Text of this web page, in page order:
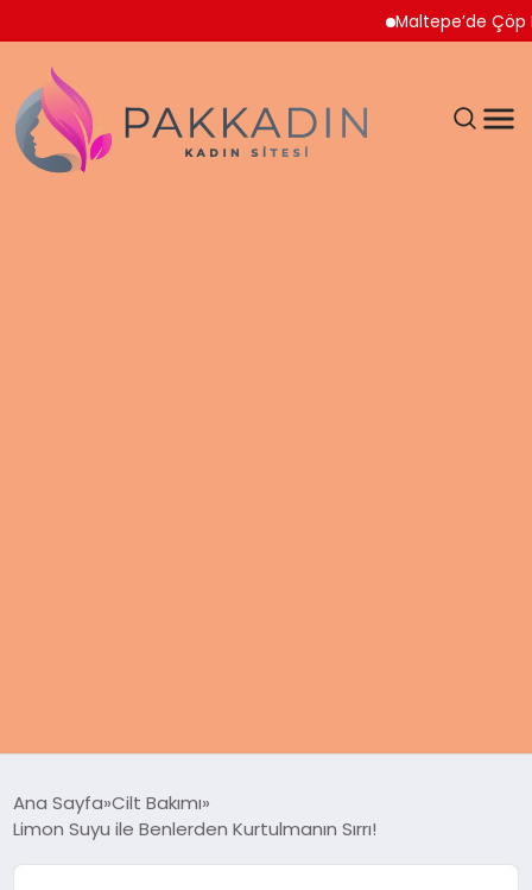
Maltepe’de Çöp Ev
Ana Sayfa Cilt Bakımı
Limon Suyu ile Benlerden Kurtulmanın Sırrı!